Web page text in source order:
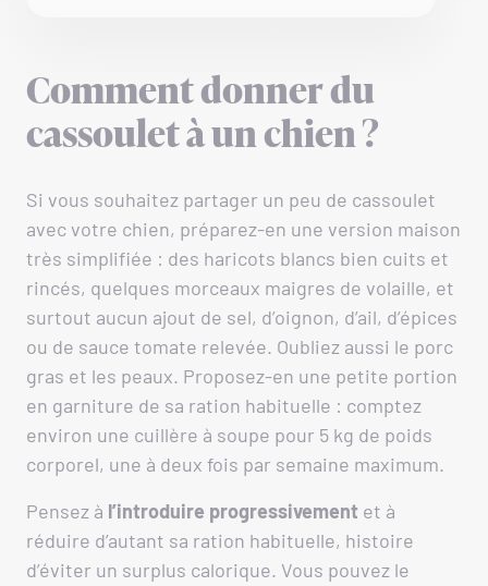
Comment donner du
cassoulet à un chien ?
Si vous souhaitez partager un peu de cassoulet
avec votre chien, préparez-en une version maison
très simplifiée : des haricots blancs bien cuits et
rincés, quelques morceaux maigres de volaille, et
surtout aucun ajout de sel, d’oignon, d’ail, d’épices
ou de sauce tomate relevée. Oubliez aussi le porc
gras et les peaux. Proposez-en une petite portion
en garniture de sa ration habituelle : comptez
environ une cuillère à soupe pour 5 kg de poids
corporel, une à deux fois par semaine maximum.
Pensez à l’introduire progressivement et à
réduire d’autant sa ration habituelle, histoire
d’éviter un surplus calorique. Vous pouvez le